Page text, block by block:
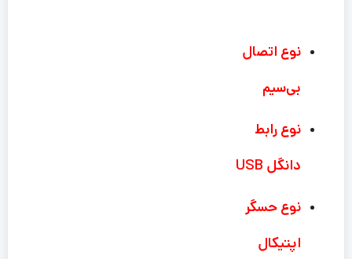
نوع اتصال
بی‌سیم
نوع رابط
دانگل USB
نوع حسگر
اپتیکال